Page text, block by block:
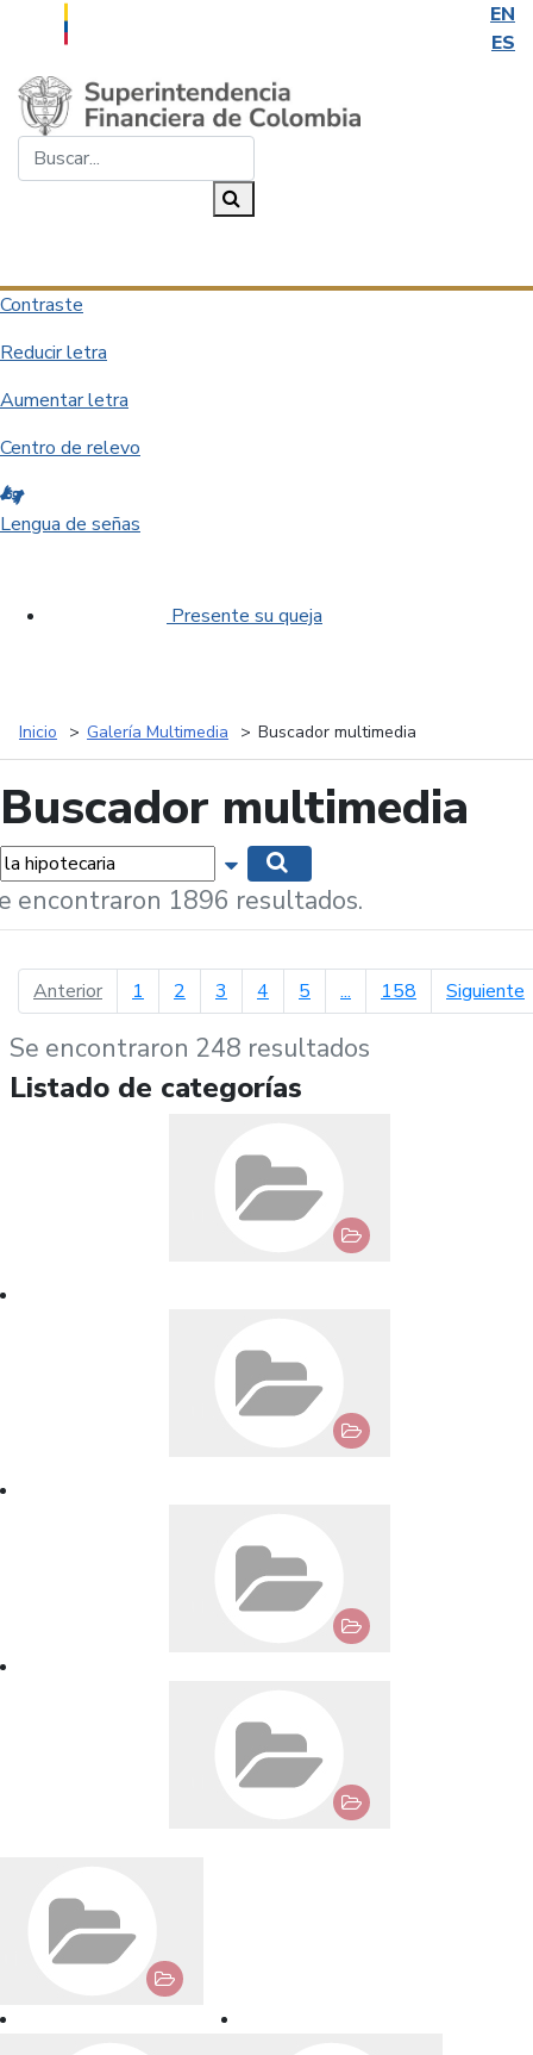
EN
ES
Saltar al contenido principal
Contraste
Reducir letra
Aumentar letra
Centro de relevo
Lengua de señas
Presente su queja
Inicio Galería Multimedia Buscador multimedia
Buscador multimedia
Mostrar opciones de búsqueda
encontraron 1896 resultados.
Anteriorpágina anterior
1 2 3 4 5 ... 158 Siguiente
Se encontraron 248 resultados
Listado de categorías